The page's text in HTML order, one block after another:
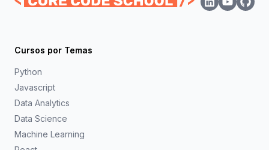
Cursos por Temas
Python
Javascript
Data Analytics
Data Science
Machine Learning